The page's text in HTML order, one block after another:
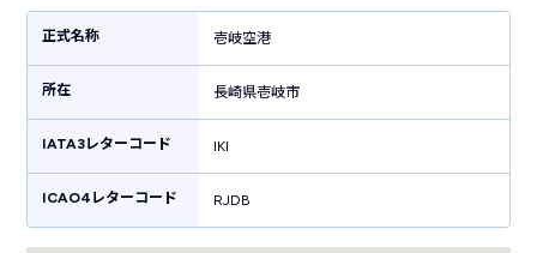
ることから船によるアクセス網も発達している壱岐島では、空港と併せて
船も島民にとって重要な移動手段となっています。島ならではの海岸線に
位置している空港周辺には美しいビーチがあるため、シーズンには多くの
海水浴客でにぎわいます。
正式名称 壱岐空港
所在 長崎県壱岐市
IATA3レターコード IKI
ICAO4レターコード RJDB